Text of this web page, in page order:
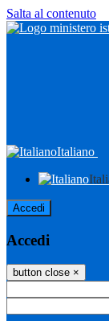
Salta al contenuto
Italiano
Accedi
Accedi
button close ×